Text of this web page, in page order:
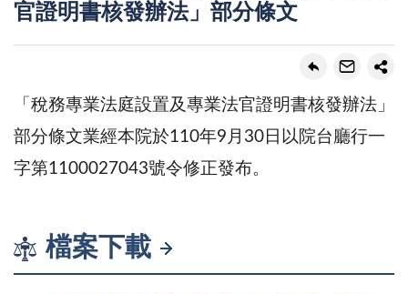
官證明書核發辦法」部分條文
「稅務專業法庭設置及專業法官證明書核發辦法」
部分條文業經本院於110年9月30日以院台廳行一
字第1100027043號令修正發布。
檔案下載